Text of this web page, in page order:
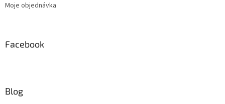
Moje objednávka
Facebook
Blog